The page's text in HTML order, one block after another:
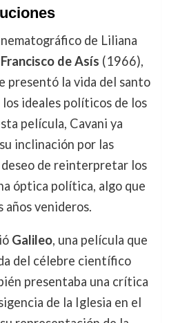
de Liliana
Francisco de Asís (1966),
presentó la vida del santo
ideales políticos de los
película, Cavani ya
inclinación por las
de reinterpretar los
óptica política, algo que
años venideros.
Galileo, una película que
del célebre científico
presentaba una crítica
de la Iglesia en el